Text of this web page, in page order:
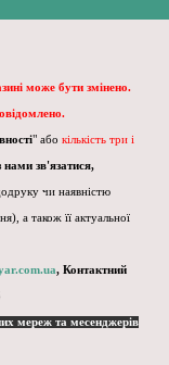
може бути змінено.
" або кількість три і
нами зв'язатися,
чи наявністю
а також її актуальної
, Контактний
мереж та месенджерів